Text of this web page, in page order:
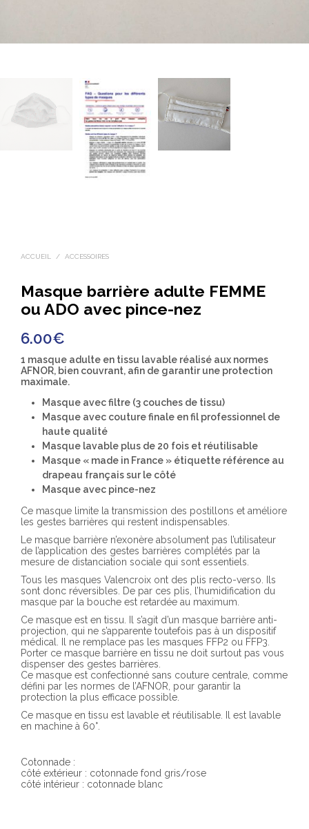
ACCUEIL / ACCESSOIRES
Masque barrière adulte FEMME
ou ADO avec pince-nez
6.00€
1 masque adulte en tissu lavable réalisé aux normes
AFNOR, bien couvrant, afin de garantir une protection
maximale.
Masque avec filtre (3 couches de tissu)
Masque avec couture finale en fil professionnel de
haute qualité
Masque lavable plus de 20 fois et réutilisable
Masque « made in France » étiquette référence au
drapeau français sur le côté
Masque avec pince-nez
Ce masque limite la transmission des postillons et améliore
les gestes barrières qui restent indispensables.
Le masque barrière n’exonère absolument pas l’utilisateur
de l’application des gestes barrières complétés par la
mesure de distanciation sociale qui sont essentiels.
Tous les masques Valencroix ont des plis recto-verso. Ils
sont donc réversibles. De par ces plis, l’humidification du
masque par la bouche est retardée au maximum.
Ce masque est en tissu. Il s’agit d’un masque barrière anti-
projection, qui ne s’apparente toutefois pas à un dispositif
médical. Il ne remplace pas les masques FFP2 ou FFP3.
Porter ce masque barrière en tissu ne doit surtout pas vous
dispenser des gestes barrières.
Ce masque est confectionné sans couture centrale, comme
défini par les normes de l’AFNOR, pour garantir la
protection la plus efficace possible.
Ce masque en tissu est lavable et réutilisable. Il est lavable
en machine à 60°.
Cotonnade :
côté extérieur : cotonnade fond gris/rose
côté intérieur : cotonnade blanc